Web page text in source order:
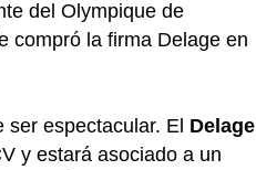
del Olympique de
compró la firma Delage en
ser espectacular. El Delage
y estará asociado a un